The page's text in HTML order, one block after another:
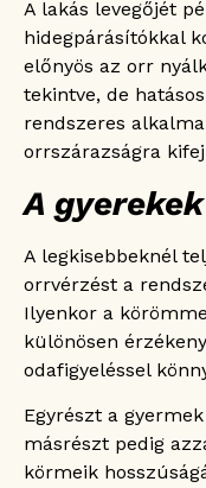
A lakás levegőjét
hidegpárásítókkal
előnyös az orr
tekintve, de
rendszeres
orrszárazságra
A
A legkisebbeknél
orrvérzést a
Ilyenkor a
különösen
odafigyeléssel
Egyrészt a
másrészt pedig
körmeik